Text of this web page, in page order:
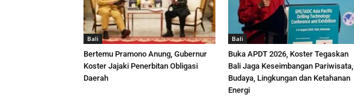
Bali
Bertemu Pramono Anung, Gubernur
Koster Jajaki Penerbitan Obligasi
Daerah
Bali
Buka APDT 2026, Koster Tegaskan
Bali Jaga Keseimbangan Pariwisata,
Budaya, Lingkungan dan Ketahanan
Energi